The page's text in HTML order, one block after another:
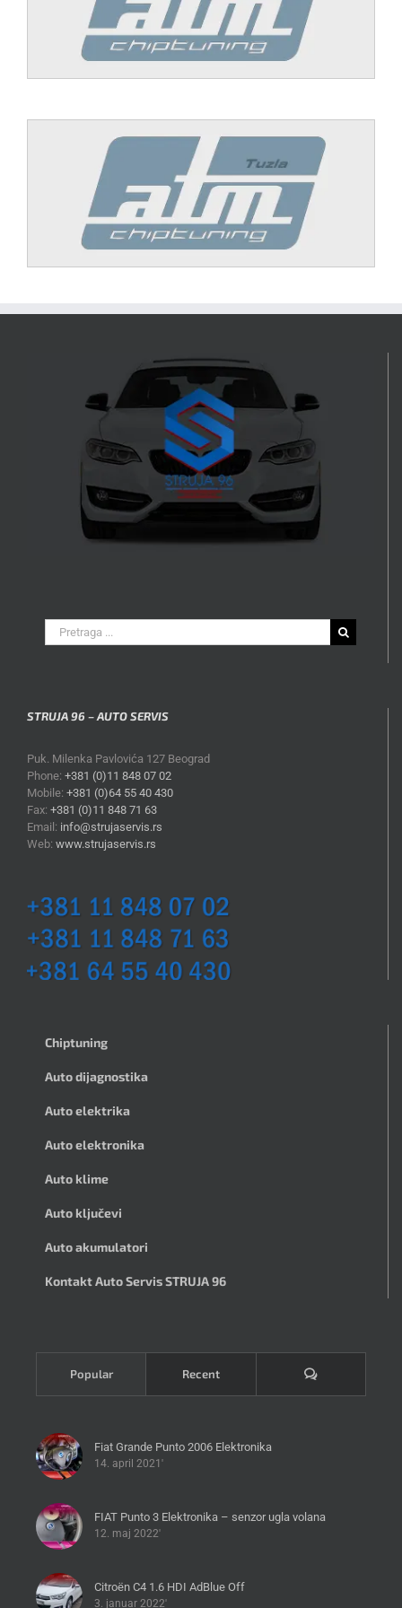
Search
for:
STRUJA 96 – AUTO SERVIS
Puk. Milenka Pavlovića 127 Beograd
Phone: +381 (0)11 848 07 02
Mobile: +381 (0)64 55 40 430
Fax: +381 (0)11 848 71 63
Email: info@strujaservis.rs
Web: www.strujaservis.rs
Chiptuning
Auto dijagnostika
Auto elektrika
Auto elektronika
Auto klime
Auto ključevi
Auto akumulatori
Kontakt Auto Servis STRUJA 96
Popular Recent Komentari
Fiat Grande Punto 2006 Elektronika
14. april 2021'
FIAT Punto 3 Elektronika – senzor ugla volana
12. maj 2022'
Citroën C4 1.6 HDI AdBlue Off
3. januar 2022'